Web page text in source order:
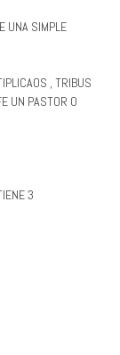
UNA SIMPLE
, TRIBUS
UN PASTOR O
3